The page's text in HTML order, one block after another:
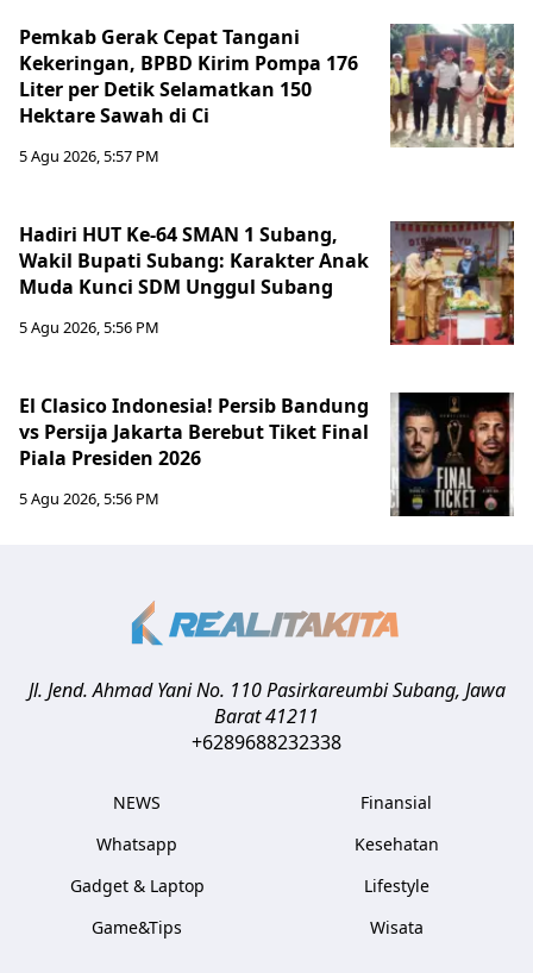
Pemkab Gerak Cepat Tangani
Kekeringan, BPBD Kirim Pompa 176
Liter per Detik Selamatkan 150
Hektare Sawah di Ci
5 Agu 2026, 5:57 PM
Hadiri HUT Ke-64 SMAN 1 Subang,
Wakil Bupati Subang: Karakter Anak
Muda Kunci SDM Unggul Subang
5 Agu 2026, 5:56 PM
El Clasico Indonesia! Persib Bandung
vs Persija Jakarta Berebut Tiket Final
Piala Presiden 2026
5 Agu 2026, 5:56 PM
Jl. Jend. Ahmad Yani No. 110 Pasirkareumbi Subang, Jawa
Barat41211
+6289688232338
NEWS
Whatsapp
Gadget & Laptop
Game&Tips
Finansial
Kesehatan
Lifestyle
Wisata